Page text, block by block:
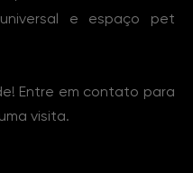
e espaço pet
Entre em contato para
visita.